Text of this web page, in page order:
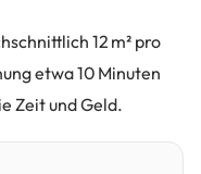
12 m² pro
etwa 10 Minuten
Zeit und Geld.